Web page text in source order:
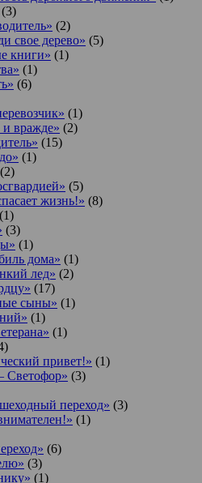
(3)
(2)
свое дерево» (5)
книги» (1)
(1)
(6)
(1)
и вражде» (2)
(15)
(1)
(2)
(5)
жизнь!» (8)
(1)
(3)
(1)
дома» (1)
лед» (2)
(17)
сыны» (1)
(1)
(1)
привет!» (1)
Светофор» (3)
переход» (3)
(1)
(6)
(3)
(1)